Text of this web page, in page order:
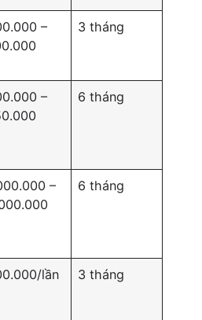
–
3 tháng
–
6 tháng
–
6 tháng
lần 3 tháng